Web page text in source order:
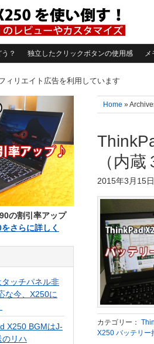
？ 独立したクリックボタンの使用感 メ
ィリエイト広告を利用しています
Home »
（内
2015年3月15日
カテゴリー：
X250 バッテリー
の割引率アップ
さらに詳しく
ッチパネル非
な今、X250に
X250 BGMはJ-
のリハ